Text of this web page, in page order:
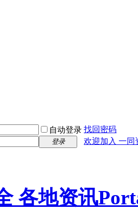
自动登录 找回密码
登录 欢迎加入 一同
各地资讯